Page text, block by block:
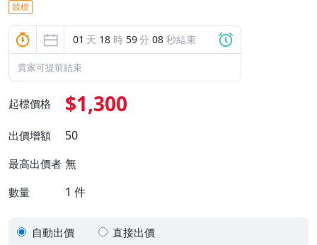
競標
01 天 18 時 59分 07 秒結束
賣家可提前結束
起標價格 $1,300
出價增額 50
最高出價者 無
數量 1 件
自動出價 直接出價